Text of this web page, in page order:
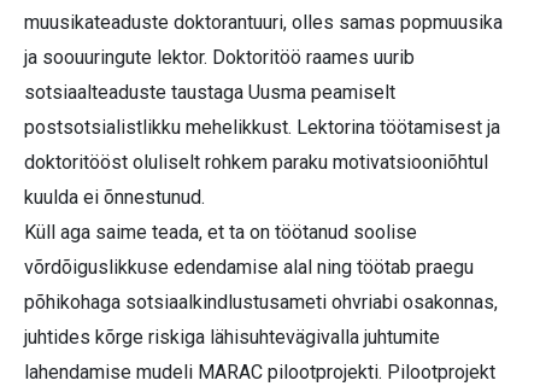
muusikateaduste doktorantuuri, olles samas popmuusika
ja soouuringute lektor. Doktoritöö raames uurib
sotsiaalteaduste taustaga Uusma peamiselt
postsotsialistlikku mehelikkust. Lektorina töötamisest ja
doktoritööst oluliselt rohkem paraku motivatsiooniõhtul
kuulda ei õnnestunud.
Küll aga saime teada, et ta on töötanud soolise
võrdõiguslikkuse edendamise alal ning töötab praegu
põhikohaga sotsiaalkindlustusameti ohvriabi osakonnas,
juhtides kõrge riskiga lähisuhtevägivalla juhtumite
lahendamise mudeli MARAC pilootprojekti. Pilootprojekt